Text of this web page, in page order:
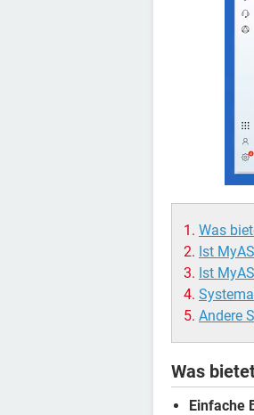
Was
Ist
Ist
Andere
Was
Einfache